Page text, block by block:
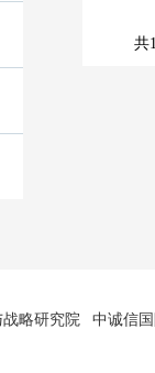
共
略研究院 中诚信